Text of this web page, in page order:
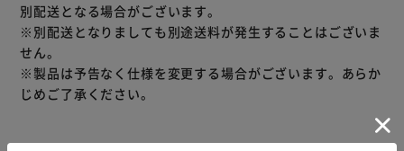
別配送となる場合がございます。
※別配送となりましても別途送料が発生することはございま
せん。
※製品は予告なく仕様を変更する場合がございます。あらか
じめご了承ください。